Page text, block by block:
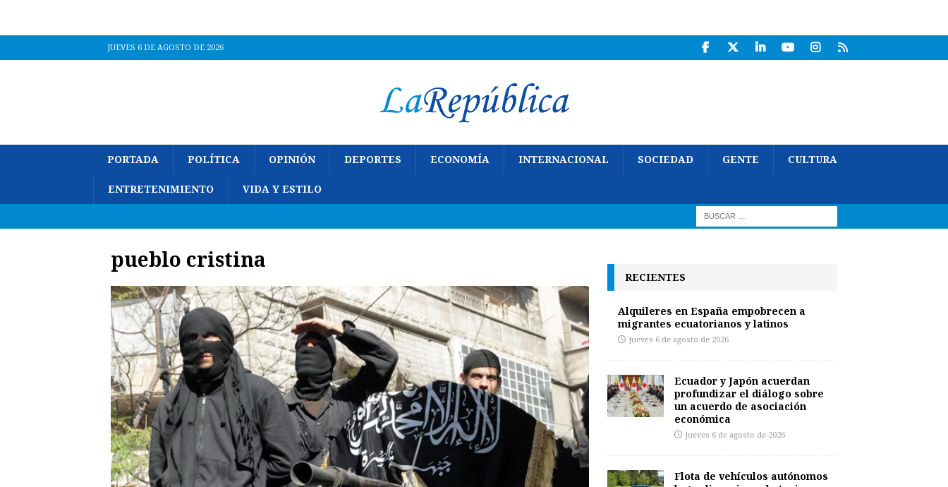
JUEVES 6 DE AGOSTO DE 2026
PORTADA POLÍTICA OPINIÓN DEPORTES ECONOMÍA INTERNACIONAL SOCIEDAD GENTE CULTURA
ENTRETENIMIENTO VIDA Y ESTILO
pueblo cristina
RECIENTES
Alquileres en España empobrecen a
migrantes ecuatorianos y latinos
jueves 6 de agosto de 2026
Ecuador y Japón acuerdan
profundizar el diálogo sobre
un acuerdo de asociación
económica
jueves 6 de agosto de 2026
Flota de vehículos autónomos